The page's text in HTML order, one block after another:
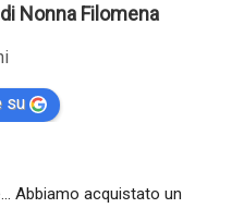
Nonna Filomena
su
Abbiamo acquistato un